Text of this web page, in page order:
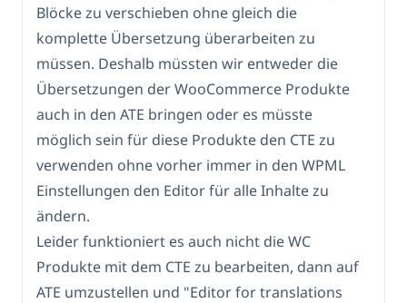
Blöcke zu verschieben ohne gleich die
komplette Übersetzung überarbeiten zu
müssen. Deshalb müssten wir entweder die
Übersetzungen der WooCommerce Produkte
auch in den ATE bringen oder es müsste
möglich sein für diese Produkte den CTE zu
verwenden ohne vorher immer in den WPML
Einstellungen den Editor für alle Inhalte zu
ändern.
Leider funktioniert es auch nicht die WC
Produkte mit dem CTE zu bearbeiten, dann auf
ATE umzustellen und "Editor for translations